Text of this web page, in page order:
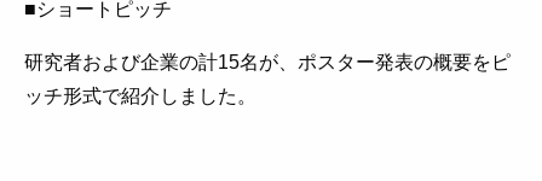
■ショートピッチ
研究者および企業の計15名が、ポスター発表の概要をピ
ッチ形式で紹介しました。